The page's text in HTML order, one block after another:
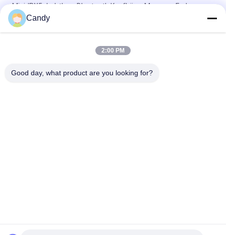
Mini-IPX5 drahtlose Bluetooth Kopfhörer Macaron-Farbe
Ergonomische drahtlose Bluetooth Kopfhörer der Entwurfs-
Spiel-Pausen-TWS
FCC-Zertifikat-Schwarz-Realtek-Chipset Tws Bluetooth
Candy
2:00 PM
Good day, what product are you looking for?